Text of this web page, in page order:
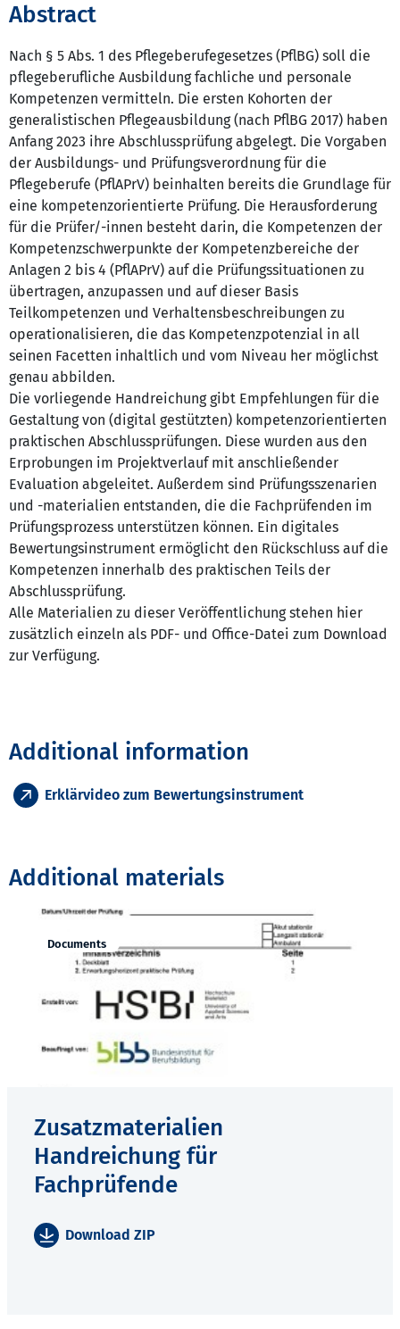
Abstract
Nach § 5 Abs. 1 des Pflegeberufegesetzes (PflBG) soll die
pflegeberufliche Ausbildung fachliche und personale
Kompetenzen vermitteln. Die ersten Kohorten der
generalistischen Pflegeausbildung (nach PflBG 2017) haben
Anfang 2023 ihre Abschlussprüfung abgelegt. Die Vorgaben
der Ausbildungs- und Prüfungsverordnung für die
Pflegeberufe (PflAPrV) beinhalten bereits die Grundlage für
eine kompetenzorientierte Prüfung. Die Herausforderung
für die Prüfer/-innen besteht darin, die Kompetenzen der
Kompetenzschwerpunkte der Kompetenzbereiche der
Anlagen 2 bis 4 (PflAPrV) auf die Prüfungssituationen zu
übertragen, anzupassen und auf dieser Basis
Teilkompetenzen und Verhaltensbeschreibungen zu
operationalisieren, die das Kompetenzpotenzial in all
seinen Facetten inhaltlich und vom Niveau her möglichst
genau abbilden.
Die vorliegende Handreichung gibt Empfehlungen für die
Gestaltung von (digital gestützten) kompetenzorientierten
praktischen Abschlussprüfungen. Diese wurden aus den
Erprobungen im Projektverlauf mit anschließender
Evaluation abgeleitet. Außerdem sind Prüfungsszenarien
und -materialien entstanden, die die Fachprüfenden im
Prüfungsprozess unterstützen können. Ein digitales
Bewertungsinstrument ermöglicht den Rückschluss auf die
Kompetenzen innerhalb des praktischen Teils der
Abschlussprüfung.
Alle Materialien zu dieser Veröffentlichung stehen hier
zusätzlich einzeln als PDF- und Office-Datei zum Download
zur Verfügung.
Additional information
Erklärvideo zum Bewertungsinstrument
Additional materials
Documents
Zusatzmaterialien
Handreichung für
Fachprüfende
Download ZIP